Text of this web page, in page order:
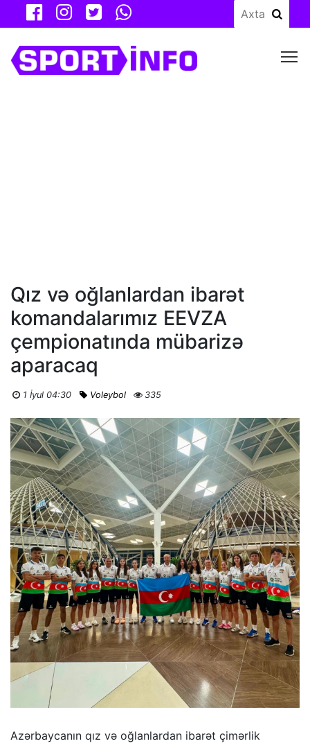
Qız və oğlanlardan ibarət
komandalarımız EEVZA
çempionatında mübarizə
aparacaq
1 İyul 04:30 Voleybol 335
Azərbaycanın qız və oğlanlardan ibarət çimərlik